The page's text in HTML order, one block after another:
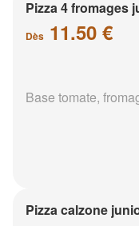
Pizza 4 fromages
Dès 11.50 €
Base tomate,
Pizza calzone